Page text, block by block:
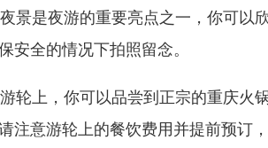
景是夜游的重要亮点之一，你可以
安全的情况下拍照留念。
轮上，你可以品尝到正宗的重庆火
注意游轮上的餐饮费用并提前预订